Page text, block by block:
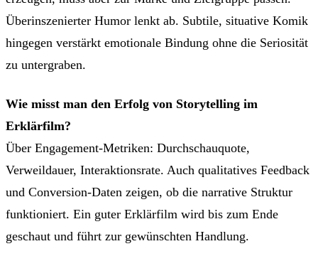
Überinszenierter Humor lenkt ab. Subtile, situative Komik
hingegen verstärkt emotionale Bindung ohne die Seriosität
zu untergraben.
Wie misst man den Erfolg von Storytelling im
Erklärfilm?
Über Engagement-Metriken: Durchschauquote,
Verweildauer, Interaktionsrate. Auch qualitatives Feedback
und Conversion-Daten zeigen, ob die narrative Struktur
funktioniert. Ein guter Erklärfilm wird bis zum Ende
geschaut und führt zur gewünschten Handlung.